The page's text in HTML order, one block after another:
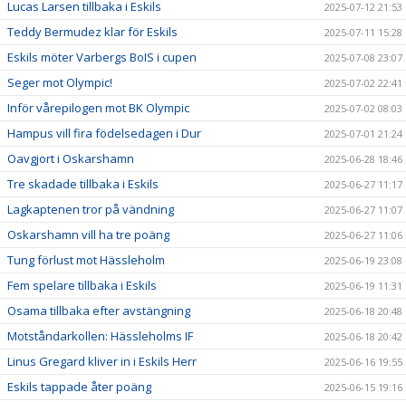
Lucas Larsen tillbaka i Eskils 2025-07-12 21:53
Teddy Bermudez klar för Eskils 2025-07-11 15:28
Eskils möter Varbergs BoIS i cupen 2025-07-08 23:07
Seger mot Olympic! 2025-07-02 22:41
Inför vårepilogen mot BK Olympic 2025-07-02 08:03
Hampus vill fira födelsedagen i Dur 2025-07-01 21:24
Oavgjort i Oskarshamn 2025-06-28 18:46
Tre skadade tillbaka i Eskils 2025-06-27 11:17
Lagkaptenen tror på vändning 2025-06-27 11:07
Oskarshamn vill ha tre poäng 2025-06-27 11:06
Tung förlust mot Hässleholm 2025-06-19 23:08
Fem spelare tillbaka i Eskils 2025-06-19 11:31
Osama tillbaka efter avstängning 2025-06-18 20:48
Motståndarkollen: Hässleholms IF 2025-06-18 20:42
Linus Gregard kliver in i Eskils Herr 2025-06-16 19:55
Eskils tappade åter poäng 2025-06-15 19:16